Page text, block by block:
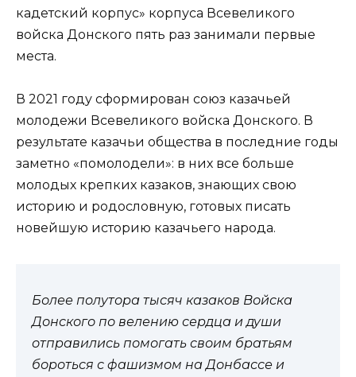
кадетский корпус» корпуса Всевеликого
войска Донского пять раз занимали первые
места.
В 2021 году сформирован союз казачьей
молодежи Всевеликого войска Донского. В
результате казачьи общества в последние годы
заметно «помолодели»: в них все больше
молодых крепких казаков, знающих свою
историю и родословную, готовых писать
новейшую историю казачьего народа.
Более полутора тысяч казаков Войска
Донского по велению сердца и души
отправились помогать своим братьям
бороться с фашизмом на Донбассе и